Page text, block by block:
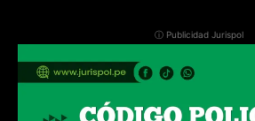
ⓘ Publicidad Jurispol